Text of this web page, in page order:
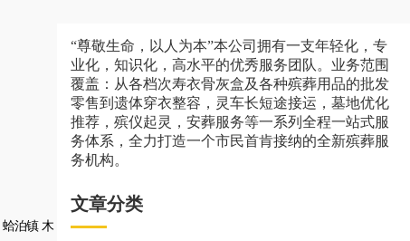
蛤泊镇 木
“尊敬生命，以人为本”本公司拥有一支年轻化，专
业化，知识化，高水平的优秀服务团队。业务范围
覆盖：从各档次寿衣骨灰盒及各种殡葬用品的批发
零售到遗体穿衣整容，灵车长短途接运，墓地优化
推荐，殡仪起灵，安葬服务等一系列全程一站式服
务体系，全力打造一个市民首肯接纳的全新殡葬服
务机构。
文章分类